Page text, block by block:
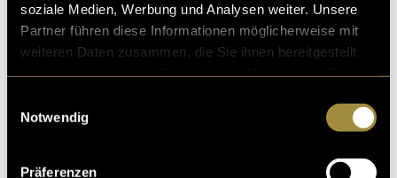
soziale Medien, Werbung und Analysen weiter. Unsere
Partner führen diese Informationen möglicherweise mit
weiteren Daten zusammen, die Sie ihnen bereitgestellt
Notwendig
Präferenzen